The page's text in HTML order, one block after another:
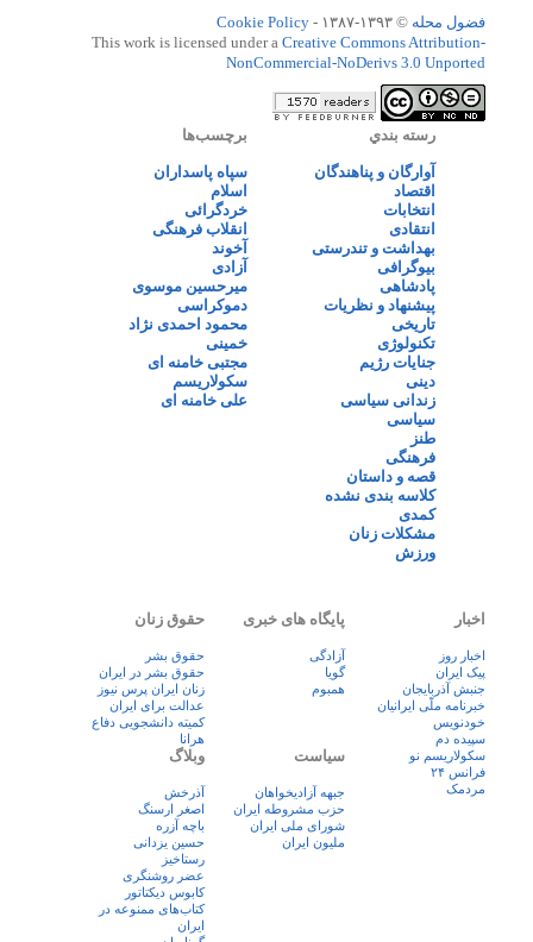
فضول محله © ۱۳۹۳-۱۳۸۷ -
Cookie Policy
This work is licensed under a Creative Commons Attribution-
NonCommercial-NoDerivs 3.0 Unported
رسته بندي
آوارگان و پناهندگان
اقتصاد
انتخابات
انتقادی
بهداشت و تندرستی
بیوگرافی
پادشاهی
پیشنهاد و نظریات
تاریخی
تکنولوژی
جنایات رژیم
دینی
زندانی سیاسی
سیاسی
طنز
فرهنگی
قصه و داستان
کلاسه بندی نشده
کمدی
مشکلات زنان
ورزش
برچسب‌ها
سپاه پاسداران
اسلام
خردگرائی
انقلاب فرهنگی
آخوند
آزادی
میرحسین موسوی
دموکراسی
محمود احمدی نژاد
خمینی
مجتبی خامنه ای
سکولاریسم
علی خامنه ای
اخبار
اخبار روز
پيک ايران
جنبش آذربایجان
خبرنامه ملّی ایرانیان
خودنویس
سپیده دم
سکولاریسم نو
فرانس ۲۴
مردمک
پایگاه های خبری
آزادگی
گویا
همبوم
حقوق زنان
حقوق بشر
حقوق بشر در ایران
زنان ايران پرس نيوز
عدالت برای ایران
کمیته دانشجویی دفاع
هرانا
سیاست
جبهه آزادیخواهان
حزب مشروطه ایران
شورای ملی ایران
ملیون ایران
وبلاگ
آذرخش
اصغر ارسنگ
باچه آزره
حسین یزدانی
رستاخیز
عضر روشنگری
کابوس دیکتاتور
کتاب‌های ممنوعه در
ایران